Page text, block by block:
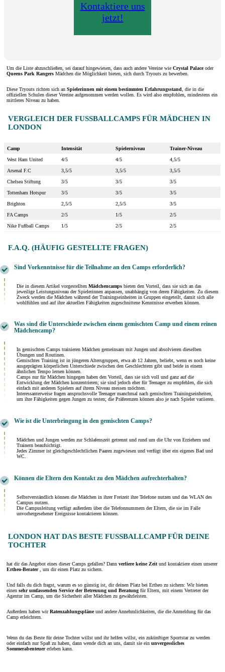
Kontaktiere uns
jetzt!
Um die Liste abzuschließen, sei darauf hingewiesen, dass auch andere Vereine wie Crystal Palaceoder
Queens Park Rangers Mädchen die Möglichkeit bieten, sich durch Tryouts zu bewerben.
Diese Tryouts richten sich an Spielerinnen mit einem bestimmten Erfahrungsstand, die in die
offiziellen Schulen dieser Vereine aufgenommen werden wollen. Es wird also empfohlen, mindestens ein
mittleres Niveau zu haben.
VERGLEICH DER FUSSBALLCAMPS FÜR MÄDCHEN IN L
ONDON
Camp Intensität Spielerniveau
Trainer-Niveau
West Ham United
4/5 4/5
4,5/5
Arsenal F.C
3,5/5 3,5/5
3,5/5
Chelsea Stiftung
3/5 3/5
3/5
Tottenham Hotspur
3/5 3/5
3/5
Brighton
2,5/5 2,5/5
3/5
FA Camps
2/5 1/5
2/5
Nike Fußball Camps
1/5 2/5 2/5
F.A.Q. (HÄUFIG GESTELLTE FRAGEN)
Sind Vorkenntnisse für die Teilnahme an den Camps erforderlich?
Die in diesem Artikel vorgestellten Mädchencamps bieten den Vorteil, dass sie sich an das
jeweilige Leistungsniveau der Spielerinnen anpassen, unabhängig von deren Fähigkeiten. Zu diesem
Zweck werden die Mädchen während der Trainingseinheiten in Gruppen eingeteilt, damit sich alle
wohlfühlen und auf ihre aktuellen Fähigkeiten zugeschnittene Kenntnisse erwerben können.
Was sind die Unterschiede zwischen einem gemischten Camp und einem reinen
Mädchencamp?
In gemischten Camps trainieren Mädchen gemeinsam mit Jungen und absolvieren dieselben
Übungen und Routinen.
Gemischtes Training ist in jüngeren Altersgruppen, etwa ab 12 Jahren, beliebt, wenn es noch keine
ausgeprägten körperlichen Unterschiede zwischen den Geschlechtern gibt und beide in einem
ähnlichen Tempo lernen können.
Camps nur für Mädchen hingegen haben den Vorteil, dass sie sich voll und ganz auf die
Entwicklung der Mädchen konzentrieren; sie sind jedoch eher für Teenager zu empfehlen, die sich
einfach mit anderen Spielern auf ihrem Niveau messen möchten.
Interessanterweise fragen anspruchsvolle Teenager manchmal nach gemischten Trainingseinheiten,
um ihre Fähigkeiten gegen Jungen zu testen; die Präferenzen können also je nach Spieler variieren.
Wie ist die Unterbringung in den gemischten Camps?
Mädchen und Jungen werden zur Schlafenszeit getrennt und rund um die Uhr von Erziehern und
Trainern beaufsichtigt.
Jedes Zimmer ist gleichgeschlechtlichen Paaren zugewiesen und verfügt über ein eigenes Bad und
WC.
Können die Eltern den Kontakt zu den Mädchen aufrechterhalten?
Selbstverständlich können die Mädchen in ihrer Freizeit ihre Telefone nutzen und das WLAN des
Campus nutzen.
Die Campusleitung verfügt außerdem über die Telefonnummern der Eltern, die sie im Falle
unvorhergesehener Ereignisse kontaktieren können.
LONDON HAT DAS BESTE FUSSBALLCAMP FÜR DEINE T
OCHTER
hat dir das Angebot eines dieser Camps gefallen? Dann verliere keine Zeit und kontaktiere einen unserer
Ertheo-Berater
, um dir einen Platz zu sichern.
Und falls du dich fragst, warum es so günstig ist, dir deinen Platz bei Ertheo zu sichern: Wir bieten
einen sehr umfassenden Service der Betreuung und Beratung für Eltern, mit einem Vertreter der
Agentur im Camp, um die Sicherheit aller Mädchen zu gewährleisten.
Außerdem haben wirRatenzahlungspläneund andere Annehmlichkeiten, die die Anmeldung für das
Camp erleichtern.
Wenn du das Beste für deine Tochter willst und ihr helfen willst, ein zukünftiger Sportstar zu werden
oder einfach nur Spaß zu haben, dann wende dich an uns, damit sie ein unvergessliches
Sommerabenteuererleben kann.